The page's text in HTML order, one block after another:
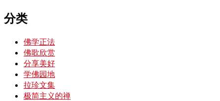
分类
佛学正法
佛歌欣赏
分享美好
学佛园地
拉珍文集
极简主义的禅